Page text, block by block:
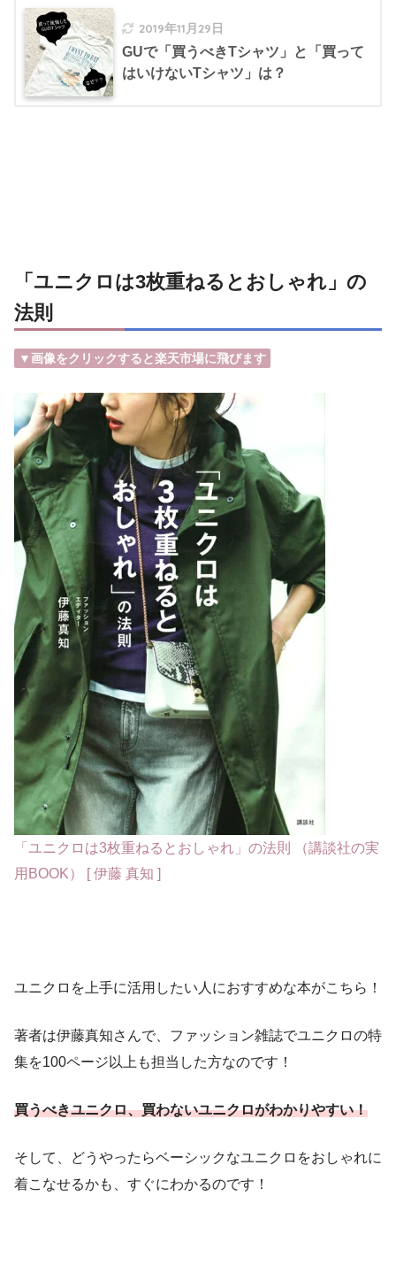
2019年11月29日
GUで「買うべきTシャツ」と「買って
はいけないTシャツ」は？
「ユニクロは3枚重ねるとおしゃれ」の
法則
▼画像をクリックすると楽天市場に飛びます
「ユニクロは3枚重ねるとおしゃれ」の法則 （講談社の実
用BOOK） [ 伊藤 真知 ]
ユニクロを上手に活用したい人におすすめな本がこちら！
著者は伊藤真知さんで、ファッション雑誌でユニクロの特
集を100ページ以上も担当した方なのです！
買うべきユニクロ、買わないユニクロがわかりやすい！
そして、どうやったらベーシックなユニクロをおしゃれに
着こなせるかも、すぐにわかるのです！